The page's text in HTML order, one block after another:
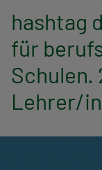
n
a
v
i
g
hashtag
für
Schulen.
Lehrer/